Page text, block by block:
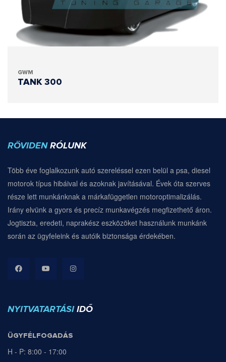
GWM
TANK 300
RÖVIDEN RÓLUNK
Több éve foglalkozunk autó szereléssel ezen belül a psa, diesel
motorok típus hibáival és azoknak javításával. Évek óta szerves
része lett munkánknak a márkafüggetlen motoroptimalizálás.
Irány elvünk a gyors és precíz munkavégzés megfizethető áron.
Jogtiszta, eredeti, naprakész eszközöket használunk munkánk
során az ügyfeleink és autóik biztonsága érdekében.
NYITVATARTÁSI IDŐ
ÜGYFÉLFOGADÁS
H - P: 8:00 - 17:00